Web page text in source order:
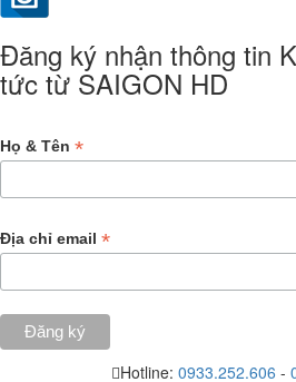
Đăng ký nhận thông tin
tức từ SAIGON HD
Họ & Tên *
Địa chỉ email *
Hotline: 0933.252.606 -